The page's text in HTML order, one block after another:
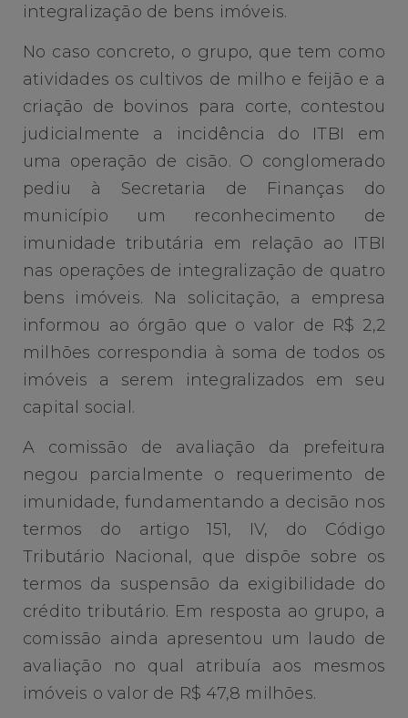
integralização de bens imóveis.
No caso concreto, o grupo, que tem como
atividades os cultivos de milho e feijão e a
criação de bovinos para corte, contestou
judicialmente a incidência do ITBI em
uma operação de cisão. O conglomerado
pediu à Secretaria de Finanças do
município um reconhecimento de
imunidade tributária em relação ao ITBI
nas operações de integralização de quatro
bens imóveis. Na solicitação, a empresa
informou ao órgão que o valor de R$ 2,2
milhões correspondia à soma de todos os
imóveis a serem integralizados em seu
capital social.
A comissão de avaliação da prefeitura
negou parcialmente o requerimento de
imunidade, fundamentando a decisão nos
termos do artigo 151, IV, do Código
Tributário Nacional, que dispõe sobre os
termos da suspensão da exigibilidade do
crédito tributário. Em resposta ao grupo, a
comissão ainda apresentou um laudo de
avaliação no qual atribuía aos mesmos
imóveis o valor de R$ 47,8 milhões.